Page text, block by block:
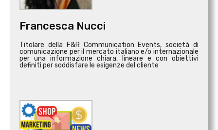
Francesca Nucci
Titolare della F&R Communication Events, società di
comunicazione per il mercato italiano e/o internazionale
per una informazione chiara, lineare e con obiettivi
definiti per soddisfare le esigenze del cliente